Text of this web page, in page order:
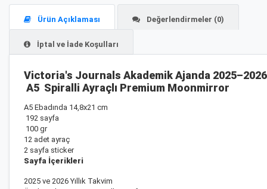
Ürün Açıklaması Değerlendirmeler (0)
İptal ve İade Koşulları
Victoria's Journals Akademik Ajanda 2025–2026
A5 Spiralli Ayraçlı Premium Moonmirror
A5 Ebadında 14,8x21 cm
192 sayfa
100 gr
12 adet ayraç
2 sayfa sticker
Sayfa İçerikleri
2025 ve 2026 Yıllık Takvim